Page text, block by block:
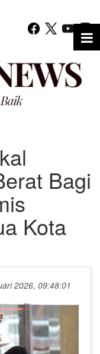
Bagi
Kota
2026, 09:48:01